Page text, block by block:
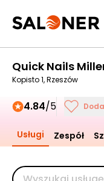
Quick Nails
Kopisto 1, Rzeszów
4.84/5
Usługi Zespół